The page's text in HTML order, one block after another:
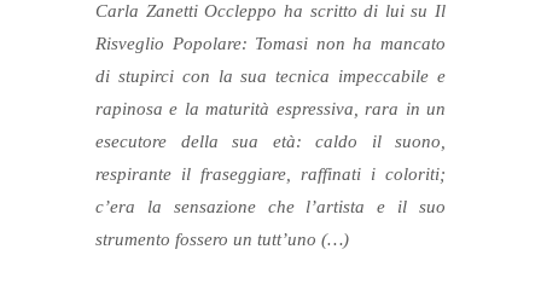
Carla Zanetti Occleppo ha scritto di lui su Il
Risveglio Popolare: Tomasi non ha mancato
di stupirci con la sua tecnica impeccabile e
rapinosa e la maturità espressiva, rara in un
esecutore della sua età: caldo il suono,
respirante il fraseggiare, raffinati i coloriti;
c’era la sensazione che l’artista e il suo
strumento fossero un tutt’uno (…)